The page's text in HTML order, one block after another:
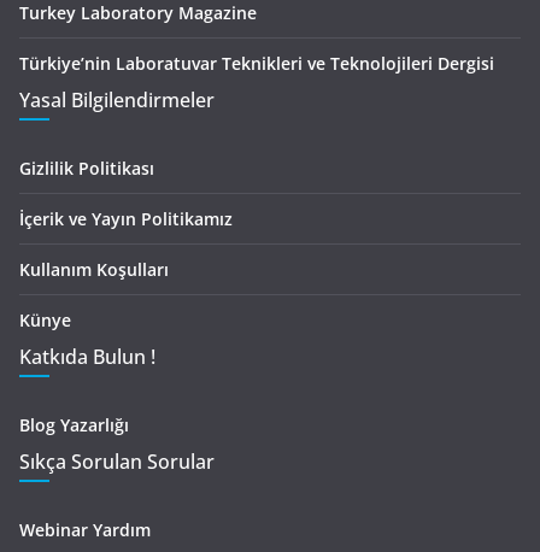
Turkey Laboratory Magazine
Türkiye’nin Laboratuvar Teknikleri ve Teknolojileri Dergisi
Yasal Bilgilendirmeler
Gizlilik Politikası
İçerik ve Yayın Politikamız
Kullanım Koşulları
Künye
Katkıda Bulun !
Blog Yazarlığı
Sıkça Sorulan Sorular
Webinar Yardım